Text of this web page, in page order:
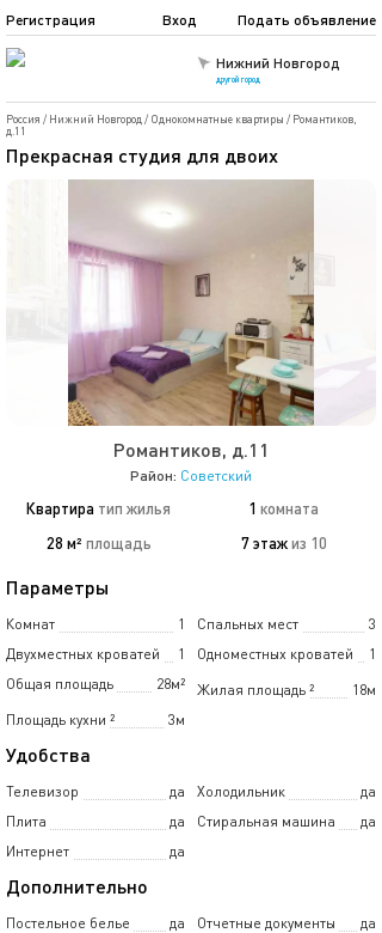
Нижний Новгород
другой город
Подать объявление
Регистрация Вход
Россия / Нижний Новгород / Однокомнатные квартиры / Романтиков,
д.11
Прекрасная студия для двоих
Романтиков, д.11
Район: Советский
Квартира тип жилья 1 комната
28 м² площадь 7 этаж из 10
Параметры
Комнат 1 Спальных мест
3
Двухместных кроватей
1 Одноместных кроватей
1
Общая площадь
28м² Жилая площадь 18м
²
Площадь кухни
3м
²
Удобства
Телевизор да Холодильник
да
Плита
да Стиральная машина
да
Интернет
да
Дополнительно
Постельное белье да Отчетные документы
да